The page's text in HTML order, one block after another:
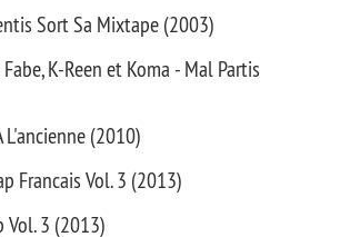
Sort Sa Mixtape (2003)
K-Reen et Koma - Mal Partis
L'ancienne (2010)
Franсais Vol. 3 (2013)
Vol. 3 (2013)